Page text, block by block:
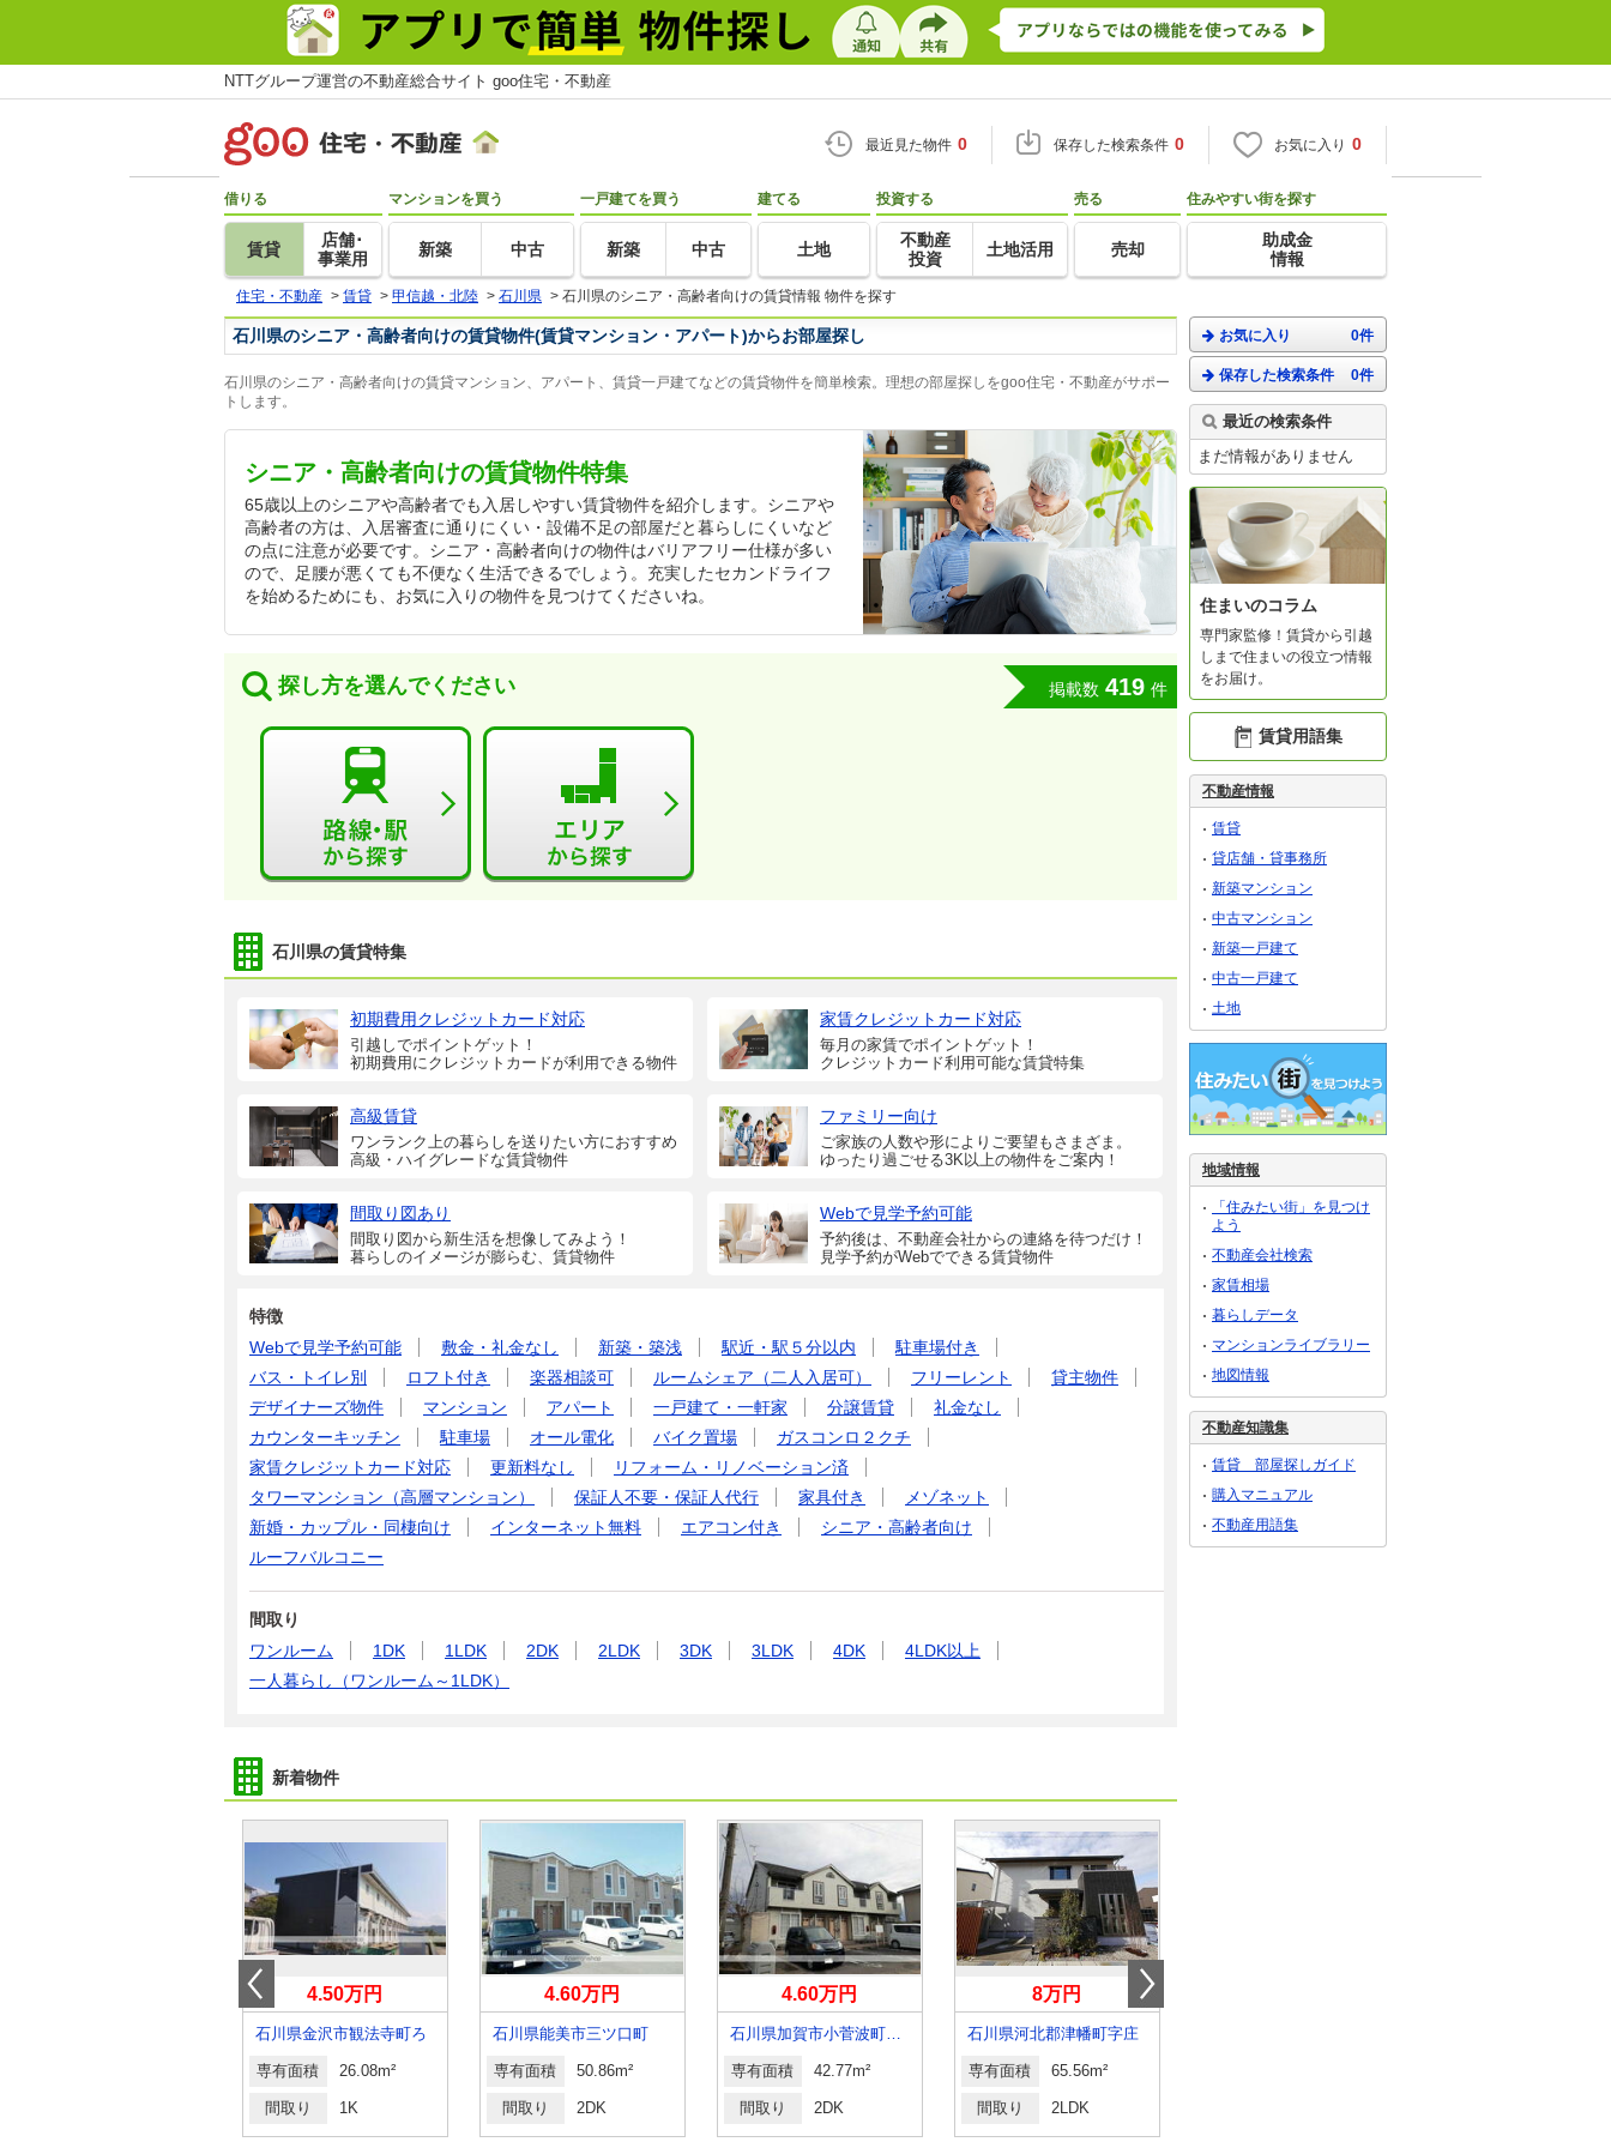
NTTグループ運営の不動産総合サイト goo住宅・不動産
最近見た物件 0 保存した検索条件 0 お気に入り 0
借りる
賃貸
店舗･
事業用
マンションを買う
新築 中古
一戸建てを買う
新築 中古
建てる
土地
投資する
不動産
投資
土地活用
売る
売却
住みやすい街を探す
助成金
情報
住宅・不動産 > 賃貸 > 甲信越・北陸 > 石川県 > 石川県のシニア・高齢者向けの賃貸情報 物件を探す
石川県のシニア・高齢者向けの賃貸物件(賃貸マンション・アパート)からお部屋探し
石川県のシニア・高齢者向けの賃貸マンション、アパート、賃貸一戸建てなどの賃貸物件を簡単検索。理想の部屋探しをgoo住宅・不動産がサポー
トします。
シニア・高齢者向けの賃貸物件特集
65歳以上のシニアや高齢者でも入居しやすい賃貸物件を紹介します。シニアや
高齢者の方は、入居審査に通りにくい・設備不足の部屋だと暮らしにくいなど
の点に注意が必要です。シニア・高齢者向けの物件はバリアフリー仕様が多い
ので、足腰が悪くても不便なく生活できるでしょう。充実したセカンドライフ
を始めるためにも、お気に入りの物件を見つけてくださいね。
探し方を選んでください 掲載数 419 件
石川県の賃貸特集
初期費用クレジットカード対応
引越しでポイントゲット！
初期費用にクレジットカードが利用できる物件
家賃クレジットカード対応
毎月の家賃でポイントゲット！
クレジットカード利用可能な賃貸特集
高級賃貸
ワンランク上の暮らしを送りたい方におすすめ
高級・ハイグレードな賃貸物件
ファミリー向け
ご家族の人数や形によりご要望もさまざま。
ゆったり過ごせる3K以上の物件をご案内！
間取り図あり
間取り図から新生活を想像してみよう！
暮らしのイメージが膨らむ、賃貸物件
Webで見学予約可能
予約後は、不動産会社からの連絡を待つだけ！
見学予約がWebでできる賃貸物件
特徴
Webで見学予約可能
敷金・礼金なし 新築・築浅 駅近・駅５分以内
駐車場付き
バス・トイレ別
ロフト付き 楽器相談可 ルームシェア（二人入居可） フリーレント
貸主物件
デザイナーズ物件
マンション アパート 一戸建て・一軒家 分譲賃貸
礼金なし
カウンターキッチン
駐車場 オール電化 バイク置場
ガスコンロ２クチ
家賃クレジットカード対応
更新料なし
リフォーム・リノベーション済
タワーマンション（高層マンション）
保証人不要・保証人代行 家具付き
メゾネット
新婚・カップル・同棲向け
インターネット無料 エアコン付き
シニア・高齢者向け
ルーフバルコニー
間取り
ワンルーム
1DK 1LDK 2DK 2LDK 3DK 3LDK 4DK
4LDK以上
一人暮らし（ワンルーム～1LDK）
新着物件
4.50万円
石川県金沢市観法寺町ろ
専有面積 26.08m²
間取り 1K
4.60万円
石川県能美市三ツ口町
専有面積 50.86m²
間取り 2DK
4.60万円
石川県加賀市小菅波町２丁目
専有面積 42.77m²
間取り 2DK
8万円
石川県河北郡津幡町字庄
専有面積 65.56m²
間取り 2LDK
お気に入り 0件
保存した検索条件 0件
最近の検索条件
まだ情報がありません
住まいのコラム
専門家監修！賃貸から引越
しまで住まいの役立つ情報
をお届け。
賃貸用語集
不動産情報
賃貸
貸店舗・貸事務所
新築マンション
中古マンション
新築一戸建て
中古一戸建て
土地
地域情報
「住みたい街」を見つけ
よう
不動産会社検索
家賃相場
暮らしデータ
マンションライブラリー
地図情報
不動産知識集
賃貸 部屋探しガイド
購入マニュアル
不動産用語集